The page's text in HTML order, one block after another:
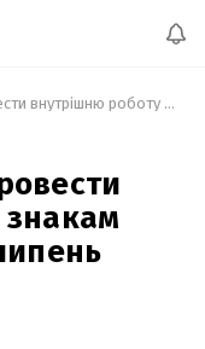
Астрологи радять провести внутрішню роботу 2 знакам зодіаку: поради на липень
знакам